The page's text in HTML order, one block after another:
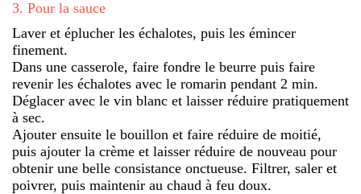
3. Pour la sauce
Laver et éplucher les échalotes, puis les émincer
finement.
Dans une casserole, faire fondre le beurre puis faire
revenir les échalotes avec le romarin pendant 2 min.
Déglacer avec le vin blanc et laisser réduire pratiquement
à sec.
Ajouter ensuite le bouillon et faire réduire de moitié,
puis ajouter la crème et laisser réduire de nouveau pour
obtenir une belle consistance onctueuse. Filtrer, saler et
poivrer, puis maintenir au chaud à feu doux.